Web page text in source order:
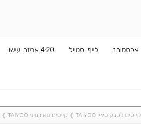
אקססוריז לייף-סטייל 4:20 אביזרי עישון
קייסים לטבק טאיו TAIYOO ❱ קייסים טאיו מיני TAIYOO ❱